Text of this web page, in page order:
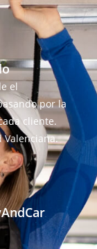
el
por la
cliente.
Valenciana.